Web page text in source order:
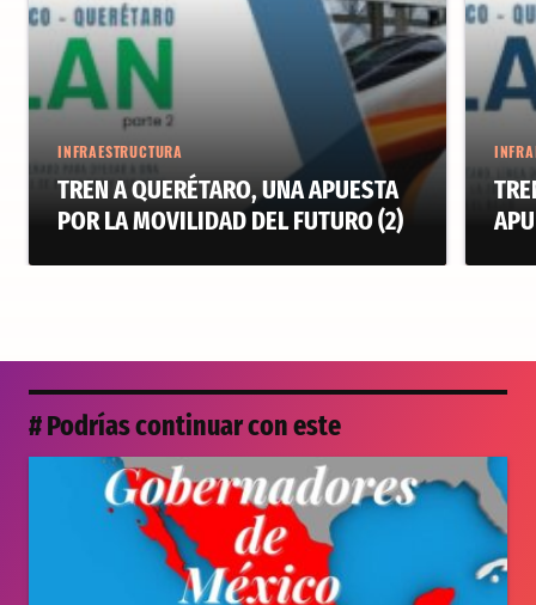
INFRAESTRUCTURA
TREN A QUERÉTARO, UNA APUESTA
POR LA MOVILIDAD DEL FUTURO (2)
# Podrías continuar con este